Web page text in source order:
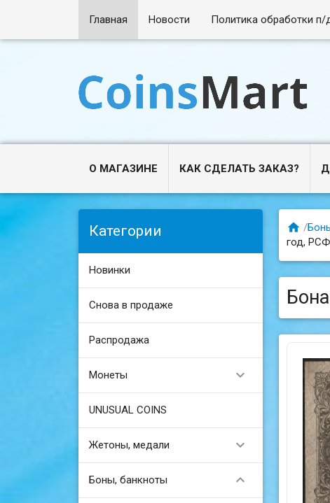
Главная Новости Политика обработки п/
О МАГАЗИНЕ КАК СДЕЛАТЬ ЗАКАЗ?
Категории
Новинки
Снова в продаже
Распродажа
Монеты 
UNUSUAL COINS
Жетоны, медали 
Боны, банкноты 
 /
год,